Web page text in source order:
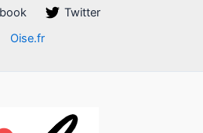
Twitter
Oise.fr